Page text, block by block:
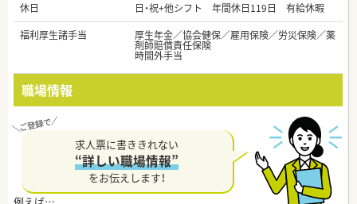
休日
日・祝+他シフト 年間休日119日 有給休暇
福利厚生諸手当
厚生年金／協会健保／雇用保険／労災保険／薬
剤師賠償責任保険
時間外手当
職場情報
求人票に書ききれない
“詳しい職場情報”
をお伝えします！